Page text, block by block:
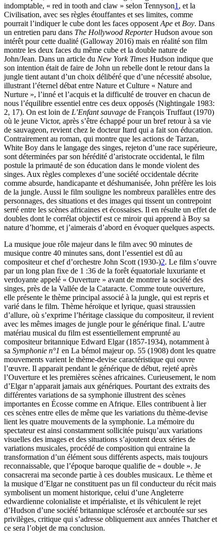
indomptable, « red in tooth and claw » selon Tennyson1 , et la
Civilisation, avec ses règles étouffantes et ses limites, comme
pourrait l’indiquer le cube dont les faces opposent Ape et Boy. Dans
un entretien paru dans The Hollywood ReporterHudson avoue son
intérêt pour cette dualité (Galloway 2016) mais en réalité son film
montre les deux faces du même cube et la double nature de
John/Jean. Dans un article du New York Times Hudson indique que
son intention était de faire de John un rebelle dont le retour dans la
jungle tient autant d’un choix délibéré que d’une nécessité absolue,
illustrant l’éternel débat entre Nature et Culture « Nature and
Nurture », l’inné et l’acquis et la difficulté de trouver en chacun de
nous l’équilibre essentiel entre ces deux opposés (Nightingale 1983:
2, 17). On est loin de L’Enfant sauvage de François Truffaut (1970)
où le jeune Victor, après s’être échappé pour un bref retour à sa vie
de sauvageon, revient chez le docteur Itard qui a fait son éducation.
Contrairement au roman, qui montre que les actions de Tarzan,
White Boy dans le langage des singes, rejeton d’une race supérieure,
sont déterminées par son hérédité d’aristocrate occidental, le film
postule la primauté de son éducation dans le monde violent des
singes. Aux règles complexes d’une société occidentale décrite
comme absurde, handicapante et déshumanisée, John préfère les lois
de la jungle. Aussi le film souligne les nombreux parallèles entre des
personnages, des situations et des images qui tissent un contrepoint
serré entre les scènes africaines et écossaises. Il en résulte un effet de
doubles dont le corrélat objectif est ce miroir qui apprend à Boy sa
nature d’homme, et j’aimerais d’abord en évoquer quelques aspects.
La musique joue rôle majeur dans le film avec 90 minutes de
musique contre 40 minutes sans, dont l’essentiel est dû au
compositeur et chef d’orchestre John Scott (1930-)2. Le film s’ouvre
par un long plan fixe de 1 :36 de la forêt équatoriale luxuriante et
verdoyante appelé « Ouverture » avant de montrer la société des
singes, près de la Vallée de la Cataracte. Comme toute ouverture,
elle présente le thème principal associé à la jungle, qui est repris et
varié dans le film. Thème héroïque et lyrique, quasi straussien
d’allure, où s’exprime l’héritage classique du compositeur, il revient
avec les mêmes images de jungle pour le générique final. L’autre
matériau musical du film est essentiellement emprunté au
compositeur britannique Edward Elgar (1857-1934), notamment à
sa Symphonie n°1 en La bémol majeur op. 55 (1908) dont les quatre
mouvements varient le thème-devise caractéristique qui ouvre
l’œuvre. Il apparait pendant le générique de début, rejeté après
l’Ouverture et les premières scènes africaines. Curieusement, le nom
d’Elgar n’apparait jamais aux génériques. Pourtant des extraits des
différentes variations de sa symphonie illustrent des scènes
importantes en Écosse comme en Afrique. Elles contribuent à lier
ces scènes entre elles de même que les variations du thème-devise
lient les quatre mouvements de la symphonie. La mémoire du
spectateur est ainsi constamment sollicitée puisqu’aux variations
visuelles des images et des situations s’ajoutent deux séries de
variations musicales, procédé de composition qui entraine la
transformation d’un élément sous différents aspects, mais toujours
reconnaissable, que l’époque baroque qualifie de « double ». Je
consacrerai ma seconde partie à ces doubles musicaux. Le thème et
la musique d’Elgar ne constituent pas un fil conducteur du récit mais
symbolisent un moment historique, celui d’une Angleterre
edwardienne colonialiste et impérialiste, et ils véhiculent le rejet
d’Hudson d’une société britannique sclérosée et arcboutée sur ses
privilèges, critique qui s’adresse obliquement aux années Thatcher et
ce sera l’objet de ma conclusion.